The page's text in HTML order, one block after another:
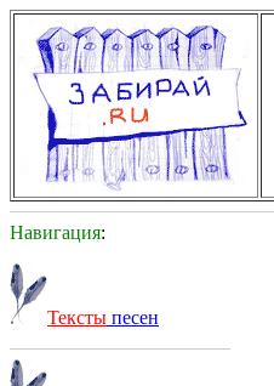
Навигация:
Тексты песен